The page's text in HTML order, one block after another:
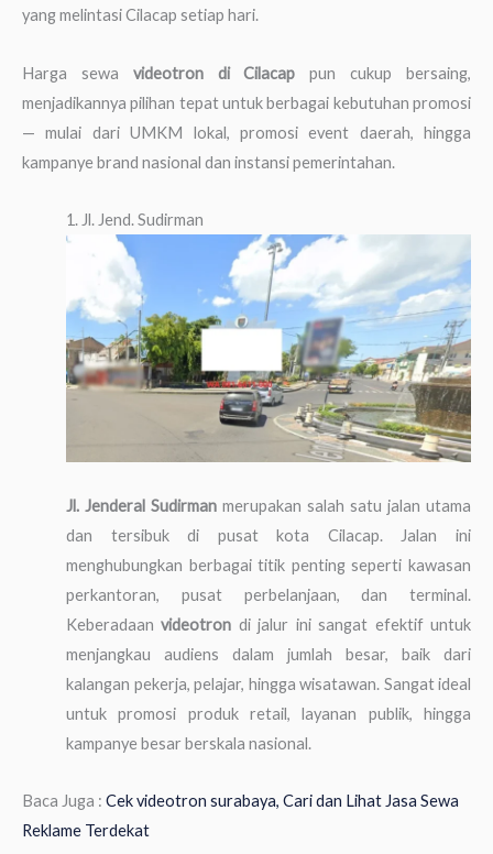
yang melintasi Cilacap setiap hari.
Harga sewa videotron di Cilacap pun cukup bersaing,
menjadikannya pilihan tepat untuk berbagai kebutuhan promosi
— mulai dari UMKM lokal, promosi event daerah, hingga
kampanye brand nasional dan instansi pemerintahan.
1. Jl. Jend. Sudirman
Jl. Jenderal Sudirman merupakan salah satu jalan utama
dan tersibuk di pusat kota Cilacap. Jalan ini
menghubungkan berbagai titik penting seperti kawasan
perkantoran, pusat perbelanjaan, dan terminal.
Keberadaanvideotron di jalur ini sangat efektif untuk
menjangkau audiens dalam jumlah besar, baik dari
kalangan pekerja, pelajar, hingga wisatawan. Sangat ideal
untuk promosi produk retail, layanan publik, hingga
kampanye besar berskala nasional.
Baca Juga : Cek videotron surabaya, Cari dan Lihat Jasa Sewa
Reklame Terdekat